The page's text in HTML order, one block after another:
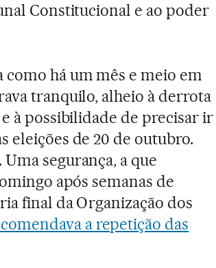
Constitucional e ao poder
há um mês e meio em
tranquilo, alheio à derrota
à possibilidade de precisar ir
eleições de 20 de outubro.
segurança, a que
após semanas de
final da Organização dos
a repetição das